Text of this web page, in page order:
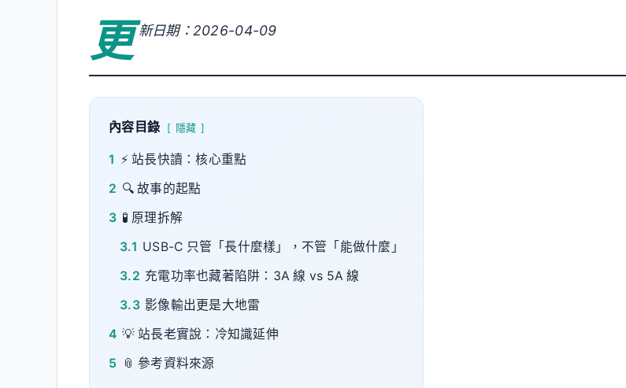
更 新日期：2026-04-09
內容目錄 隱藏
1 ⚡ 站長快讀：核心重點
2 🔍 故事的起點
3 🧪 原理拆解
3.1 USB-C 只管「長什麼樣」，不管「能做什麼」
3.2 充電功率也藏著陷阱：3A 線 vs 5A 線
3.3 影像輸出更是大地雷
4 💡 站長老實說：冷知識延伸
5
📎 參考資料來源